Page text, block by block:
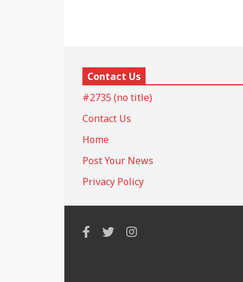
Contact Us
#2735 (no title)
Contact Us
Home
Post Your News
Privacy Policy